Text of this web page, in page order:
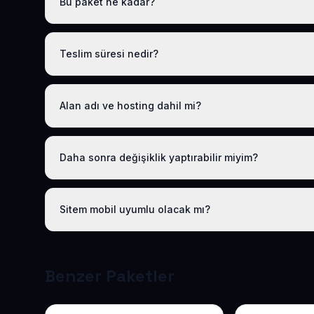
Tüm sektörel paketlerimiz gibi Anaokulu Hazır Web
Teslim süresi nedir?
Logo, iletişim ve tanıtım metinlerinizi ilettikten sonra
Alan adı ve hosting dahil mi?
Evet. Yıllık paket ücretine ücretsiz .com.tr alan adı ve
Daha sonra değişiklik yaptırabilir miyim?
Evet. Teslimden sonra ilk 30 gün ücretsiz revizyon
Sitem mobil uyumlu olacak mı?
Benzer Paketler